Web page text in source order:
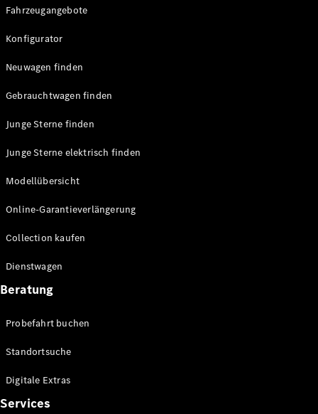
Fahrzeugangebote
Konfigurator
Neuwagen finden
Gebrauchtwagen finden
Junge Sterne finden
Junge Sterne elektrisch finden
Modellübersicht
Online-Garantieverlängerung
Collection kaufen
Dienstwagen
Beratung
Probefahrt buchen
Standortsuche
Digitale Extras
Services